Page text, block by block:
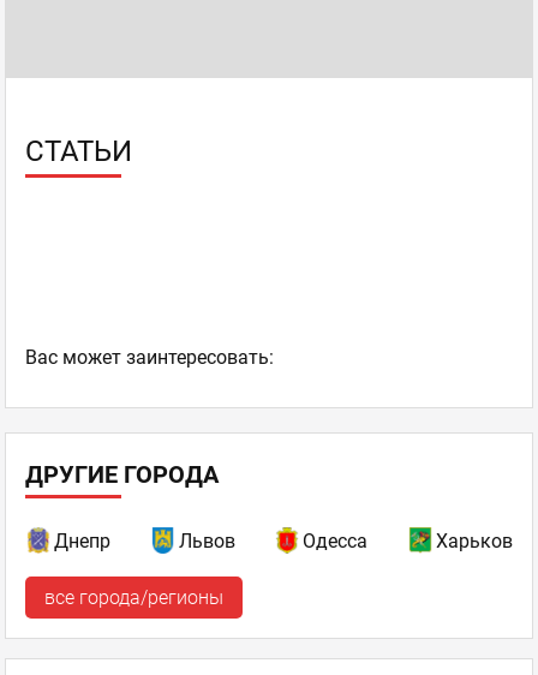
СТАТЬИ
Ваc может заинтересовать:
ДРУГИЕ ГОРОДА
Днепр Львов Одесса Харьков
все города/регионы